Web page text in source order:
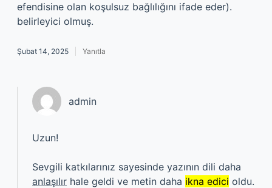
efendisine olan koşulsuz bağlılığını ifade eder).
belirleyici olmuş.
Şubat 14, 2025 Yanıtla
admin
Uzun!
Sevgili katkılarınız sayesinde yazının dili daha
anlaşılır hale geldi ve metin daha ikna edici oldu.